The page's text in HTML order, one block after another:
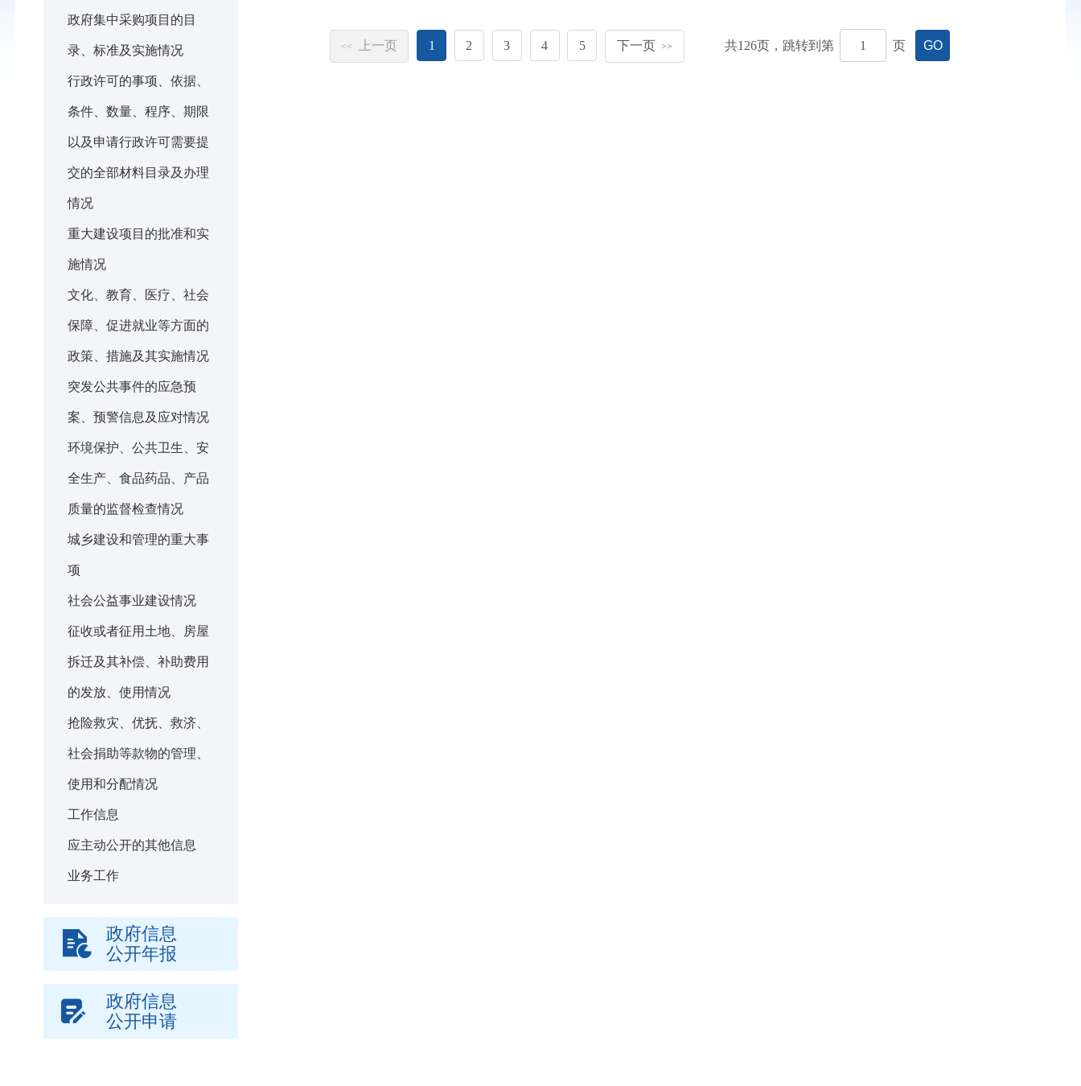
政府集中采购项目的目
录、标准及实施情况
行政许可的事项、依据、
条件、数量、程序、期限
以及申请行政许可需要提
交的全部材料目录及办理
情况
重大建设项目的批准和实
施情况
文化、教育、医疗、社会
保障、促进就业等方面的
政策、措施及其实施情况
突发公共事件的应急预
案、预警信息及应对情况
环境保护、公共卫生、安
全生产、食品药品、产品
质量的监督检查情况
城乡建设和管理的重大事
项
社会公益事业建设情况
征收或者征用土地、房屋
拆迁及其补偿、补助费用
的发放、使用情况
抢险救灾、优抚、救济、
社会捐助等款物的管理、
使用和分配情况
工作信息
应主动公开的其他信息
业务工作
政府信息
公开年报
政府信息
公开申请
<< 上一页 1 2 3 4 5 下一页 >> 共126页， 跳转到第 页 GO